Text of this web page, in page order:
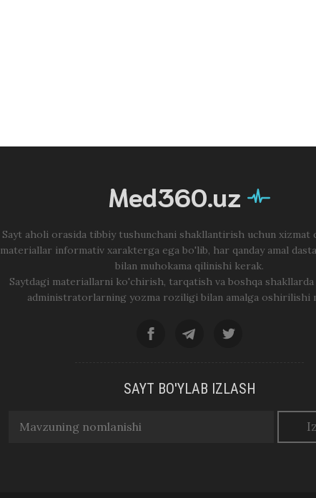
Med360.uz
Sayt aholi orasida tibbiy tushunchani shakllantirish uchun xizmat
materiallar informativ xarakterga ega bo'lib, har qanday amal
bilan muhokama qilinishi kerak.
Saytdagi materiallarni ko'chirish, tarqatish va boshqa shakllarda
administratorlarning yozma roziligi bilan amalga oshirilishi
SAYT BO'YLAB IZLASH